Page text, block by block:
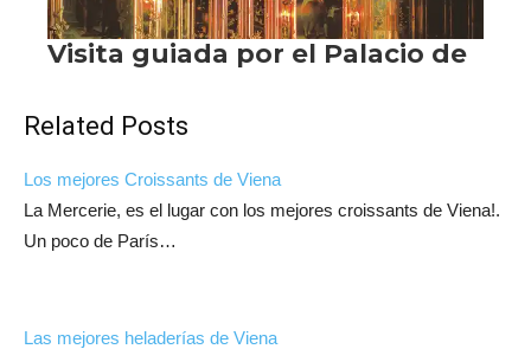
Related Posts
Los mejores Croissants de Viena
La Mercerie, es el lugar con los mejores croissants de Viena!.
Un poco de París…
Las mejores heladerías de Viena